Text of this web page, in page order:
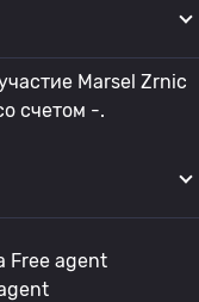
Marsel Zrnic
счетом -.
Free agent